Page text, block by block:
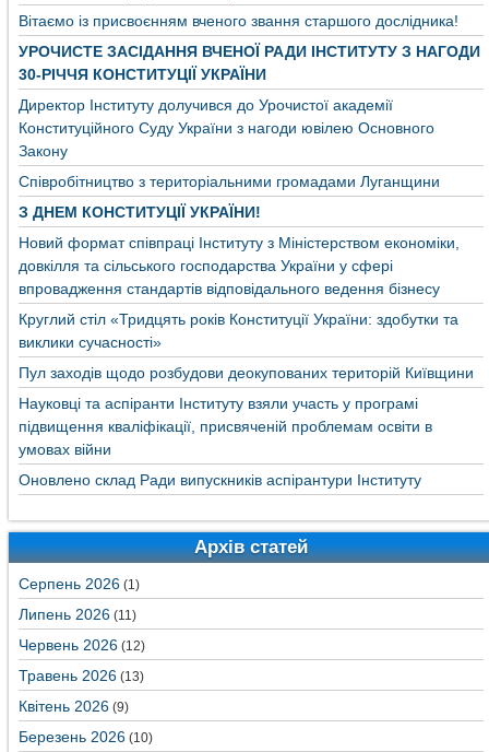
Вітаємо із присвоєнням вченого звання старшого дослідника!
УРОЧИСТЕ ЗАСІДАННЯ ВЧЕНОЇ РАДИ ІНСТИТУТУ З НАГОДИ
30-РІЧЧЯ КОНСТИТУЦІЇ УКРАЇНИ
Директор Інституту долучився до Урочистої академії
Конституційного Суду України з нагоди ювілею Основного
Закону
Співробітництво з територіальними громадами Луганщини
З ДНЕМ КОНСТИТУЦІЇ УКРАЇНИ!
Новий формат співпраці Інституту з Міністерством економіки,
довкілля та сільського господарства України у сфері
впровадження стандартів відповідального ведення бізнесу
Круглий стіл «Тридцять років Конституції України: здобутки та
виклики сучасності»
Пул заходів щодо розбудови деокупованих територій Київщини
Науковці та аспіранти Інституту взяли участь у програмі
підвищення кваліфікації, присвяченій проблемам освіти в
умовах війни
Оновлено склад Ради випускників аспірантури Інституту
Архів статей
Серпень 2026 (1)
Липень 2026 (11)
Червень 2026 (12)
Травень 2026 (13)
Квітень 2026 (9)
Березень 2026 (10)